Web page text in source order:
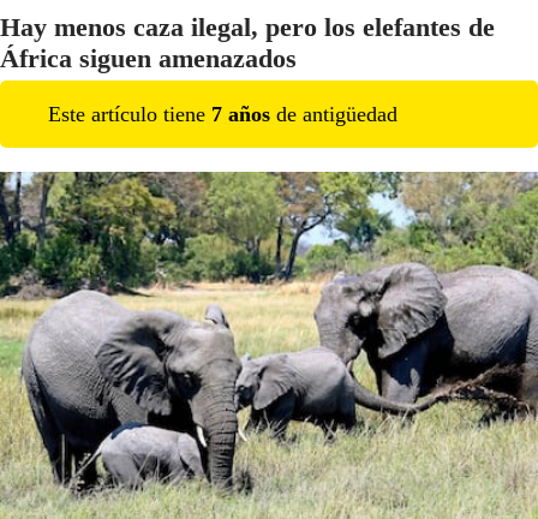
Hay menos caza ilegal, pero los elefantes de
África siguen amenazados
Este artículo tiene 7 años de antigüedad